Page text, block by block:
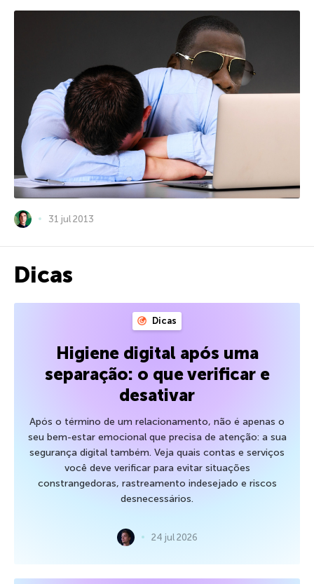
31 jul 2013
Dicas
Dicas
Higiene digital após uma
separação: o que verificar e
desativar
Após o término de um relacionamento, não é apenas o
seu bem-estar emocional que precisa de atenção: a sua
segurança digital também. Veja quais contas e serviços
você deve verificar para evitar situações
constrangedoras, rastreamento indesejado e riscos
desnecessários.
24 jul 2026